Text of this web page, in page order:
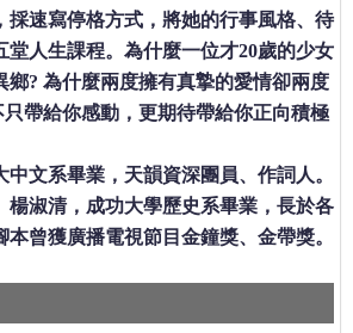
採速寫停格方式，將她的行事風格、待
堂人生課程。為什麼一位才20歲的少女
鄉? 為什麼兩度擁有真摯的愛情卻兩度
帶給你感動，更期待帶給你正向積極
文系畢業，天韻資深團員、作詞人。
楊淑清，成功大學歷史系畢業，長於各
曾獲廣播電視節目金鐘獎、金帶獎。